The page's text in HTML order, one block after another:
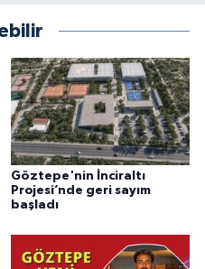
Göztepe'nin İnciraltı
Projesi’nde geri sayım
başladı